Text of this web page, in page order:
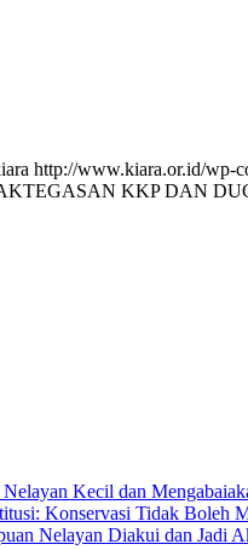
http://www.kiara.or.id/wp-
KKP DAN
Kecil dan
Konservasi Tidak Boleh
Nelayan Diakui dan Jadi